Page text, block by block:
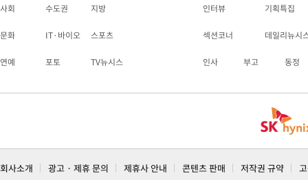
사회 수도권 지방
문화 IT·바이오 스포츠
연예 포토 TV뉴시스
인터뷰 기획특집
섹션코너 데일리뉴시
인사 부고 동정
회사소개 광고 · 제휴 문의 제휴사 안내 콘텐츠 판매 저작권 규약